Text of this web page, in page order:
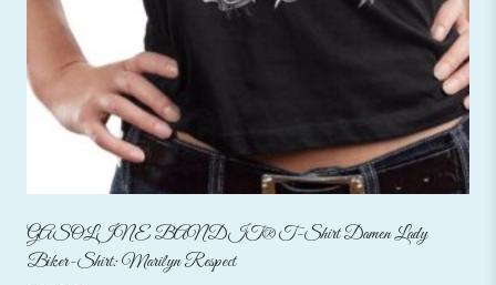
GASOLINE BANDIT® T-Shirt Damen Lady
Biker-Shirt: Marilyn Respect